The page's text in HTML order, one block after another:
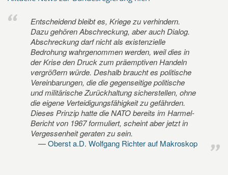
Entscheidend bleibt es, Kriege zu verhindern.
Dazu gehören Abschreckung, aber auch Dialog.
Abschreckung darf nicht als existenzielle
Bedrohung wahrgenommen werden, weil dies in
der Krise den Druck zum präemptiven Handeln
vergrößern würde. Deshalb braucht es politische
Vereinbarungen, die die gegenseitige politische
und militärische Zurückhaltung sicherstellen, ohne
die eigene Verteidigungsfähigkeit zu gefährden.
Dieses Prinzip hatte die NATO bereits im Harmel-
Bericht von 1967 formuliert, scheint aber jetzt in
Vergessenheit geraten zu sein.
Oberst a.D. Wolfgang Richter auf Makroskop